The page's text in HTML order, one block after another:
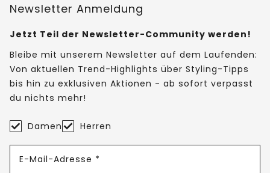
Newsletter Anmeldung
Jetzt Teil der Newsletter-Community werden!
Bleibe mit unserem Newsletter auf dem Laufenden:
Von aktuellen Trend-Highlights über Styling-Tipps
bis hin zu exklusiven Aktionen - ab sofort verpasst
du nichts mehr!
Damen Herren
E-Mail-Adresse *